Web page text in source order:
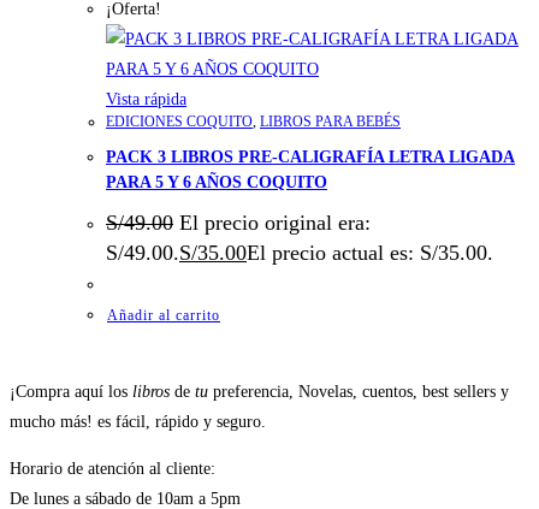
¡Oferta!
Vista rápida
EDICIONES COQUITO LIBROS PARA BEBÉS
PACK 3 LIBROS PRE-CALIGRAFÍA LETRA LIGADA
PARA 5 Y 6 AÑOS COQUITO
S/49.00 El precio original era:
S/49.00.S/35.00El precio actual es: S/35.00.
Añadir al carrito
¡Compra aquí los libros de tu preferencia, Novelas, cuentos, best sellers y
mucho más! es fácil, rápido y seguro.
Horario de atención al cliente:
De lunes a sábado de 10am a 5pm